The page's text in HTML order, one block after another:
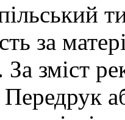
за
зміст